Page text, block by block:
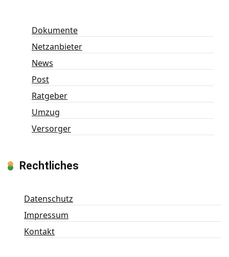
Dokumente
Netzanbieter
News
Post
Ratgeber
Umzug
Versorger
Rechtliches
Datenschutz
Impressum
Kontakt